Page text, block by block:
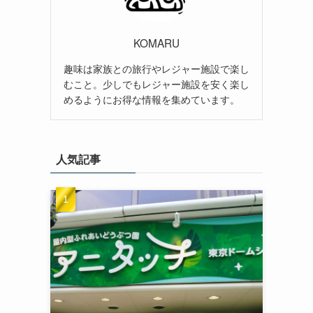
KOMARU
趣味は家族との旅行やレジャー施設で楽し
むこと。少しでもレジャー施設を安く楽し
めるようにお得な情報を集めています。
人気記事